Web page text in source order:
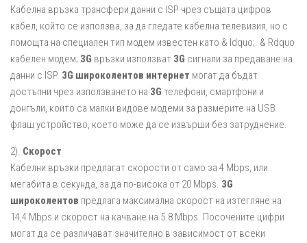
Кабелна връзка трансфери данни с ISP чрез същата цифров
кабел, който се използва, за да гледате кабелна телевизия, но с
помощта на специален тип модем известен като & ldquo;. & Rdquo
кабелен модем; 3G връзки използват 3G сигнали за предаване на
данни с ISP. 3G широколентов интернет могат да бъдат
достъпни чрез използването на 3G телефони, смартфони и
донгъли, които са малки видове модеми за размерите на USB
флаш устройство, което може да се извърши без затруднение.
2). Скорост
Кабелни връзки предлагат скорости от само за 4 Mbps, или
мегабита в секунда, за да по-висока от 20 Mbps. 3G
широколентов предлага максимална скорост на изтегляне на
14,4 Mbps и скорост на качване на 5.8 Mbps. Посочените цифри
могат да се различават значително в зависимост от всеки